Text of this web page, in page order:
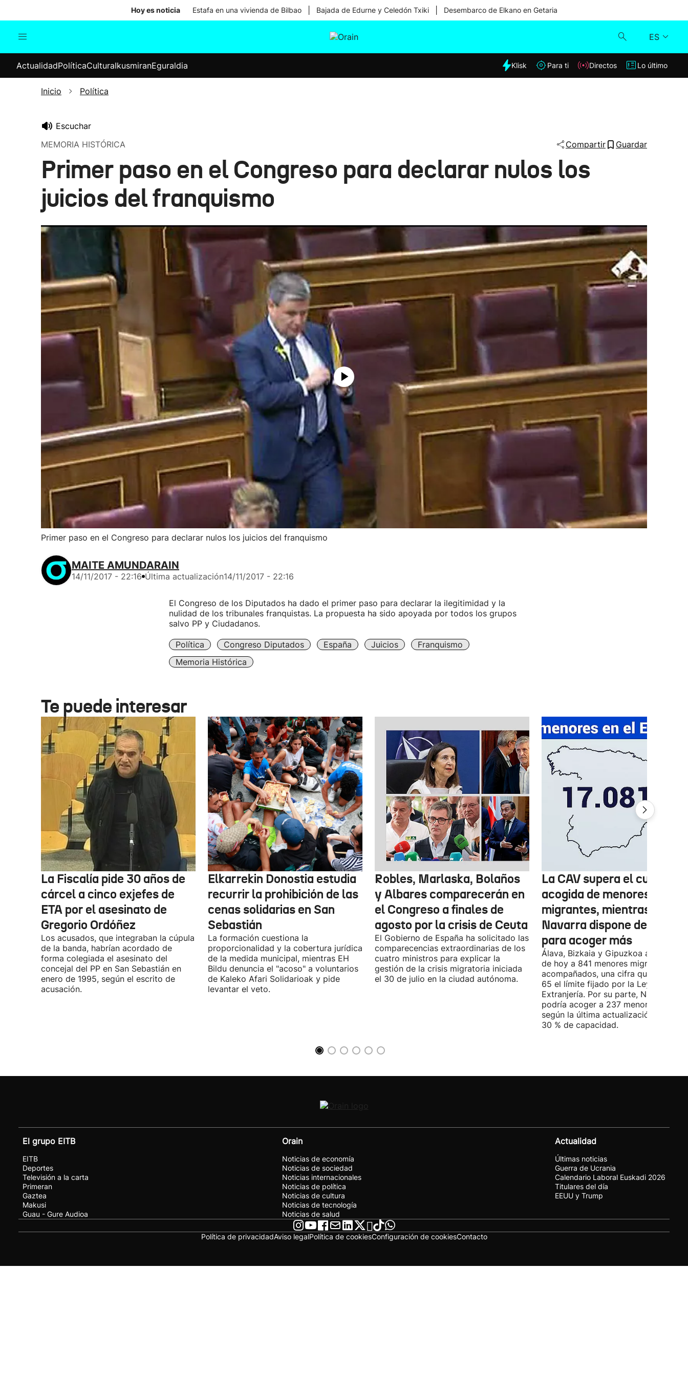
Hoy es noticia Estafa en una vivienda de Bilbao Bajada de Edurne y Celedón Txiki Desembarco de Elkano en Getaria
ES
Internacional
Elecciones
Klisk
ActualidadPolíticaCulturaIkusmiranEguraldia Klisk Para ti Directos Lo último
Inicio Política
Escuchar
MEMORIA HISTÓRICA
Compartir Guardar
Primer paso en el Congreso para declarar nulos los
juicios del franquismo
Primer paso en el Congreso para declarar nulos los juicios del franquismo
MAITE AMUNDARAIN
14/11/2017 - 22:16 Última actualización14/11/2017 - 22:16
El Congreso de los Diputados ha dado el primer paso para declarar la ilegitimidad y la
nulidad de los tribunales franquistas. La propuesta ha sido apoyada por todos los grupos
salvo PP y Ciudadanos.
Política Congreso Diputados España Juicios
Franquismo
Memoria Histórica
Te puede interesar
La Fiscalía pide 30 años de
cárcel a cinco exjefes de
ETA por el asesinato de
Gregorio Ordóñez
Los acusados, que integraban la cúpula
de la banda, habrían acordado de
forma colegiada el asesinato del
concejal del PP en San Sebastián en
enero de 1995, según el escrito de
acusación.
Elkarrekin Donostia estudia
recurrir la prohibición de las
cenas solidarias en San
Sebastián
La formación cuestiona la
proporcionalidad y la cobertura jurídica
de la medida municipal, mientras EH
Bildu denuncia el "acoso" a voluntarios
de Kaleko Afari Solidarioak y pide
levantar el veto.
Robles, Marlaska, Bolaños
y Albares comparecerán en
el Congreso a finales de
agosto por la crisis de Ceuta
El Gobierno de España ha solicitado las
comparecencias extraordinarias de los
cuatro ministros para explicar la
gestión de la crisis migratoria iniciada
el 30 de julio en la ciudad autónoma.
La CAV supera el cupo de
acogida de menores
migrantes, mientras
Navarra dispone de
para acoger más
Álava, Bizkaia y Gipuzkoa acogen a
de hoy a 841 menores migrantes no
acompañados, una cifra que supera
65 el límite fijado por la Ley de
Extranjería. Por su parte, Navarra
podría acoger a 237 menores,
según la última actualización, está al
30 % de capacidad.
El grupo EITB
EITB
Deportes
Televisión a la carta
Primeran
Gaztea
Makusi
Guau - Gure Audioa
Orain
Noticias de economía
Noticias de sociedad
Noticias internacionales
Noticias de política
Noticias de cultura
Noticias de tecnología
Noticias de salud
Actualidad
Últimas noticias
Guerra de Ucrania
Calendario Laboral Euskadi 2026
Titulares del día
EEUU y Trump
Política de privacidadAviso legalPolítica de cookiesConfiguración de cookiesContacto